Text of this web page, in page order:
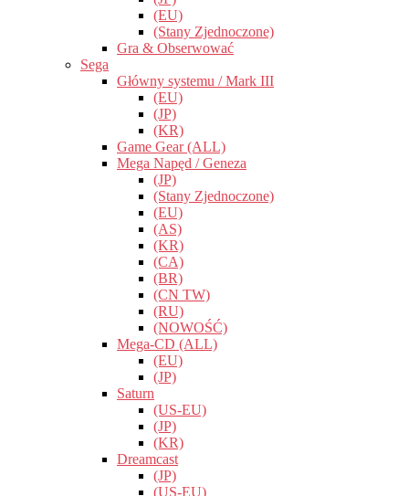
(EU)
(Stany Zjednoczone)
Gra & Obserwować
Sega
Główny systemu / Mark III
(EU)
(JP)
(KR)
Game Gear (ALL)
Mega Napęd / Geneza
(JP)
(Stany Zjednoczone)
(EU)
(AS)
(KR)
(CA)
(BR)
(CN TW)
(RU)
(NOWOŚĆ)
Mega-CD (ALL)
(EU)
(JP)
Saturn
(US-EU)
(JP)
(KR)
Dreamcast
(JP)
(US-EU)